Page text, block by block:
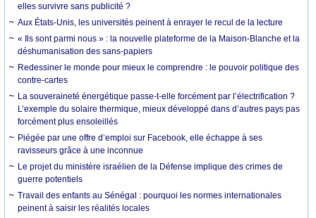
elles survivre sans publicité ?
Aux États-Unis, les universités peinent à enrayer le recul de la lecture
« Ils sont parmi nous » : la nouvelle plateforme de la Maison-Blanche et la
déshumanisation des sans-papiers
Redessiner le monde pour mieux le comprendre : le pouvoir politique des
contre-cartes
La souveraineté énergétique passe-t-elle forcément par l’électrification ?
L’exemple du solaire thermique, mieux développé dans d’autres pays pas
forcément plus ensoleillés
Piégée par une offre d’emploi sur Facebook, elle échappe à ses
ravisseurs grâce à une inconnue
Le projet du ministère israélien de la Défense implique des crimes de
guerre potentiels
Travail des enfants au Sénégal : pourquoi les normes internationales
peinent à saisir les réalités locales